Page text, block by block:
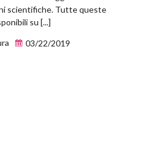
scientifiche. Tutte queste
su [...]
03/22/2019